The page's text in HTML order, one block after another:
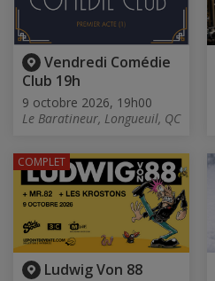
Vendredi Comédie
Club 19h
9 octobre 2026, 19h00
Le Baratineur, Longueuil, QC
Ludwig Von 88
COMPLET